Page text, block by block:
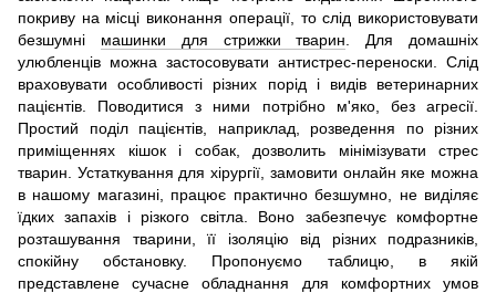
покриву на місці виконання операції, то слід використовувати
безшумні машинки для стрижки тварин . Для домашніх
улюбленців можна застосовувати антистрес-переноски. Слід
враховувати особливості різних порід і видів ветеринарних
пацієнтів. Поводитися з ними потрібно м'яко, без агресії.
Простий поділ пацієнтів, наприклад, розведення по різних
приміщеннях кішок і собак, дозволить мінімізувати стрес
тварин. Устаткування для хірургії, замовити онлайн яке можна
в нашому магазині, працює практично безшумно, не виділяє
їдких запахів і різкого світла. Воно забезпечує комфортне
розташування тварини, її ізоляцію від різних подразників,
спокійну обстановку. Пропонуємо таблицю, в якій
представлене сучасне обладнання для комфортних умов